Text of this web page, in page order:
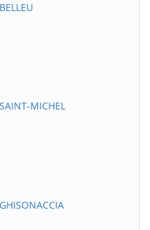
MICHEL